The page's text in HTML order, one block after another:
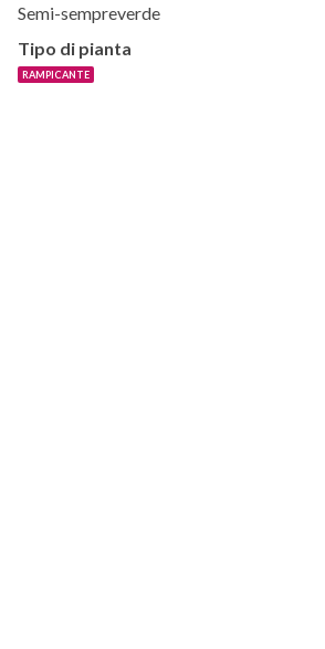
Semi-sempreverde
Tipo di pianta
RAMPICANTE